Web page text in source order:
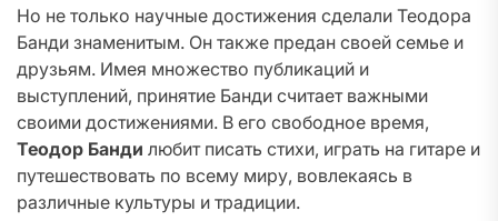
Но не только научные достижения сделали Теодора
Банди знаменитым. Он также предан своей семье и
друзьям. Имея множество публикаций и
выступлений, принятие Банди считает важными
своими достижениями. В его свободное время,
Теодор Банди любит писать стихи, играть на гитаре и
путешествовать по всему миру, вовлекаясь в
различные культуры и традиции.